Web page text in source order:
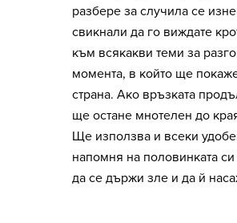
разбере за случила се
свикнали да го виждате
към всякакви теми за
момента, в който ще
страна. Ако връзката
ще остане мнотелен до
Ще използва и всеки
напомня на половинката
да се държи зле и да й